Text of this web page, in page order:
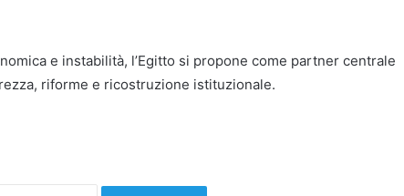
e instabilità, l’Egitto si propone come partner centrale
riforme e ricostruzione istituzionale.